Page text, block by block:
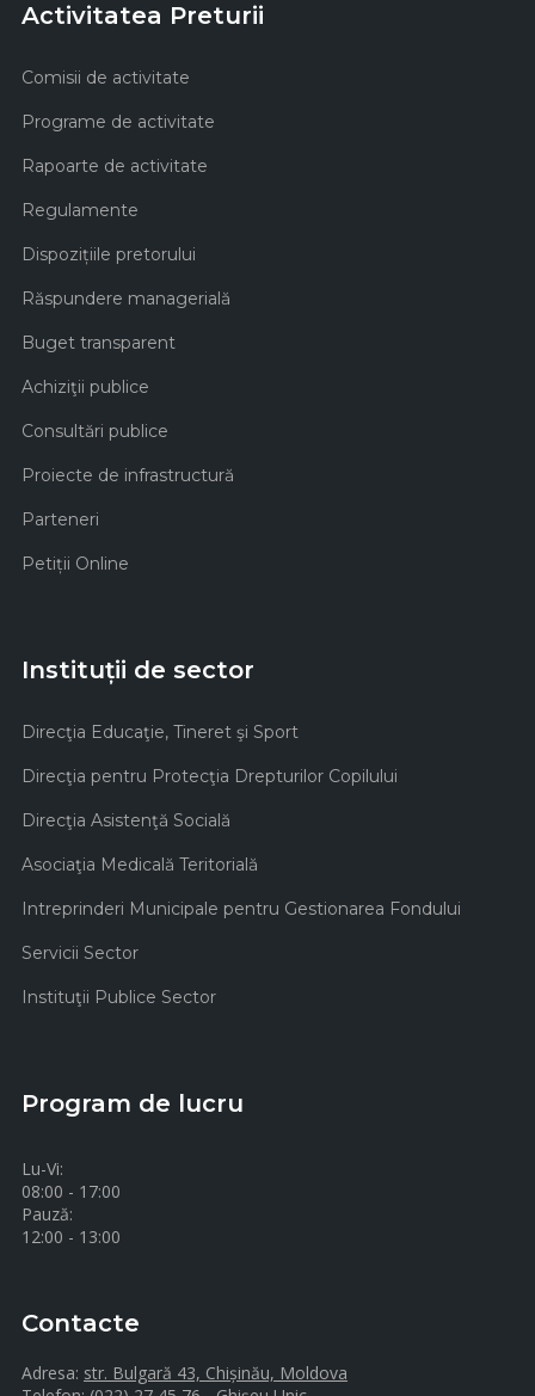
Activitatea Preturii
Comisii de activitate
Programe de activitate
Rapoarte de activitate
Regulamente
Dispozițiile pretorului
Răspundere managerială
Buget transparent
Achiziţii publice
Consultări publice
Proiecte de infrastructură
Parteneri
Petiții Online
Instituții de sector
Direcţia Educaţie, Tineret şi Sport
Direcţia pentru Protecţia Drepturilor Copilului
Direcţia Asistenţă Socială
Asociaţia Medicală Teritorială
Intreprinderi Municipale pentru Gestionarea Fondului
Servicii Sector
Instituţii Publice Sector
Program de lucru
Lu-Vi:
08:00 - 17:00
Pauză:
12:00 - 13:00
Contacte
Adresa: str. Bulgară 43, Chișinău, Moldova